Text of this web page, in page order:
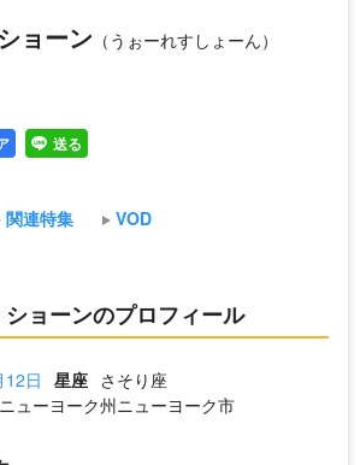
ョーン （うぉーれすしょーん）
送る
関連特集 VOD
ョーンのプロフィール
12日 星座 さそり座
ューヨーク州ニューヨーク市